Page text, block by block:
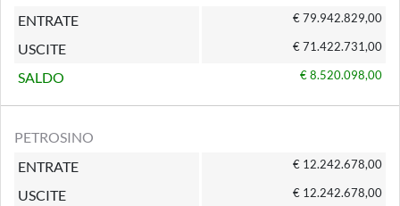
ENTRATE
€ 79.942.829,00
USCITE € 71.422.731,00
SALDO € 8.520.098,00
PETROSINO
ENTRATE
€ 12.242.678,00
USCITE € 12.242.678,00